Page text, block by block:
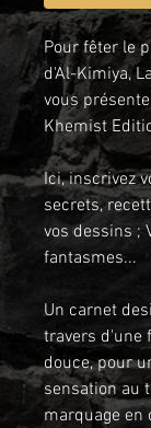
Pour fêter le
d'Al-Kimiya,
vous
Khemist
Ici, inscrivez
secrets,
vos dessins ;
fantasmes...
Un carnet
travers d'une
douce, pour
sensation au
marquage en